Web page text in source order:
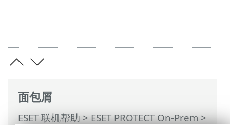
面包屑
ESET 联机帮助>ESET PROTECT On-Prem>